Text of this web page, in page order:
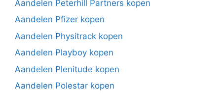
Aandelen Peterhill Partners kopen
Aandelen Pfizer kopen
Aandelen Physitrack kopen
Aandelen Playboy kopen
Aandelen Plenitude kopen
Aandelen Polestar kopen